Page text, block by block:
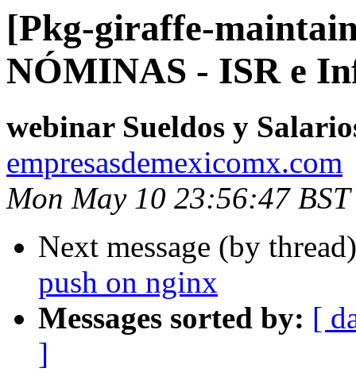
[Pkg-giraffe-
NÓMINAS - ISR e
webinar Sueldos y
empresasdemexicomx.com
Mon May 10 23:56:47
Next message (by
push on nginx
Messages sorted by: [
]